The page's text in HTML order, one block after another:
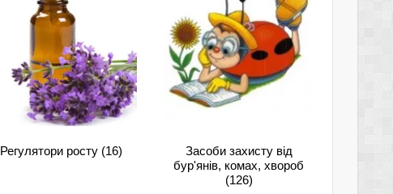
Регулятори росту (16)
Засоби захисту від
бур'янів, комах, хвороб
(126)